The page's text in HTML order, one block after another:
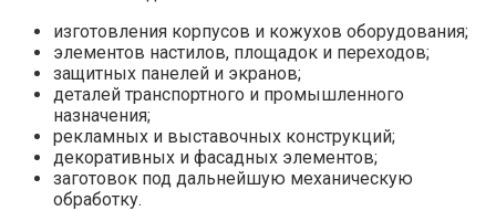
изготовления корпусов и кожухов оборудования;
элементов настилов, площадок и переходов;
защитных панелей и экранов;
деталей транспортного и промышленного
назначения;
рекламных и выставочных конструкций;
декоративных и фасадных элементов;
заготовок под дальнейшую механическую
обработку.